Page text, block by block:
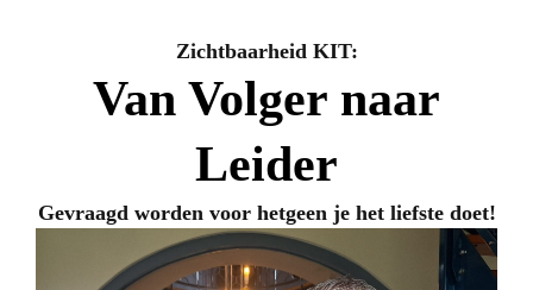
Zichtbaarheid KIT:
Van Volger naar
Leider
Gevraagd worden voor hetgeen je het liefste doet!